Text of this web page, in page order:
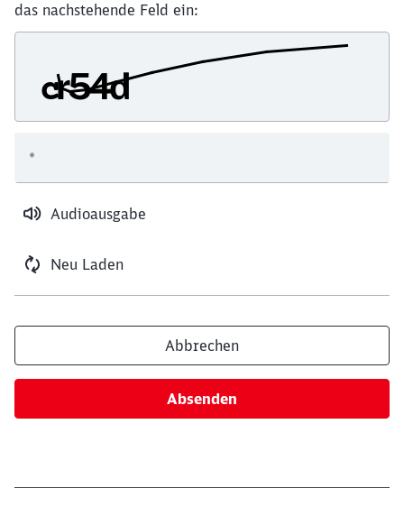
das nachstehende Feld ein:
Audioausgabe
Neu Laden
*
Abbrechen
Absenden